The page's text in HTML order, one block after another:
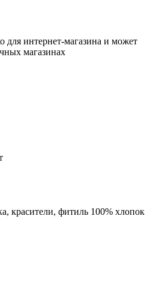
для интернет-магазина и может
магазинах
красители, фитиль 100% хлопок